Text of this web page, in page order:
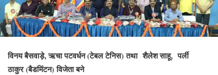
विनय बैसवाड़े, ऋचा पटवर्धन (टेबल टेनिस)तथा शैलेश साहू, पर्ली
ठाकुर (बैडमिंटन) विजेता बने